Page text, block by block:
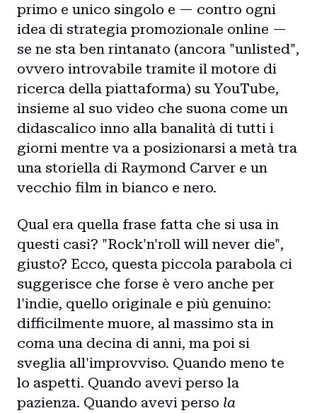
primo e unico singolo e — contro ogni
idea di strategia promozionale online —
se ne sta ben rintanato (ancora "unlisted",
ovvero introvabile tramite il motore di
ricerca della piattaforma) su YouTube,
insieme al suo video che suona come un
didascalico inno alla banalità di tutti i
giorni mentre va a posizionarsi a metà tra
una storiella di Raymond Carver e un
vecchio film in bianco e nero.
Qual era quella frase fatta che si usa in
questi casi? "Rock'n'roll will never die",
giusto? Ecco, questa piccola parabola ci
suggerisce che forse è vero anche per
l'indie, quello originale e più genuino:
difficilmente muore, al massimo sta in
coma una decina di anni, ma poi si
sveglia all'improvviso. Quando meno te
lo aspetti. Quando avevi perso la
pazienza. Quando avevi perso la